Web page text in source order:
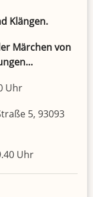
Klängen.
Märchen von
Uhr
5, 93093
Uhr